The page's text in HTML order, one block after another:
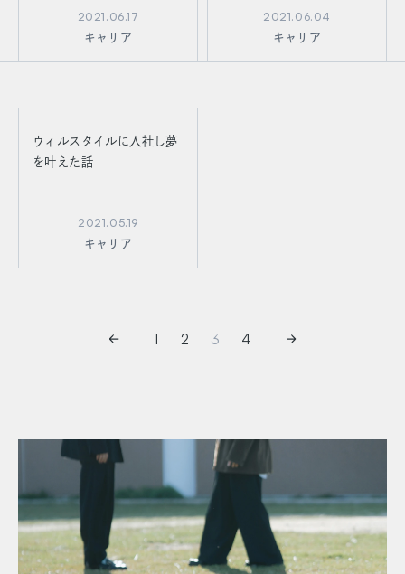
2021.06.17
キャリア
2021.06.04
キャリア
ウィルスタイルに入社し夢
を叶えた話
2021.05.19
キャリア
1 2 3 4